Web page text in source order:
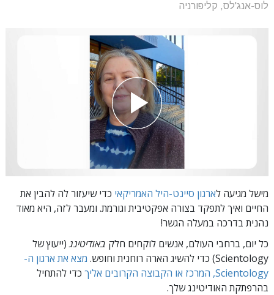
לוס-אנג'לס, קליפורניה
מישל מגיעה לארגון סיינט-היל האמריקאי כדי שיעזור לה להבין את
החיים ואיך לתפקד בצורה אפקטיבית וגורמת. ומעבר לזה, היא מאוד
נהנית בדרכה במעלה הגשר!
כל יום, ברחבי העולם, אנשים לוקחים חלק באודיטינג(ייעוץ של
Scientology) כדי להשיג הארה רוחנית וחופש.
מצא את ארגון ה-
Scientology, המרכז או הקבוצה הקרובים אליך
כדי להתחיל
בהרפתקת האודיטינג שלך.